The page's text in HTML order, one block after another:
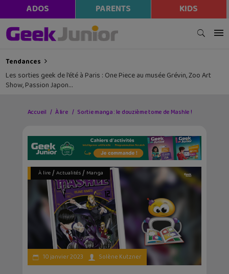
ADOS PARENTS KIDS
Tendances
Les sorties geek de l’été à Paris : One Piece au musée Grévin, Zoo Art
Show, Passion Japon…
Accueil À lire Sortie manga : le douzième tome de Mashle !
À lire/ Actualités/ Manga
10 janvier 2023 Solène Kutzner